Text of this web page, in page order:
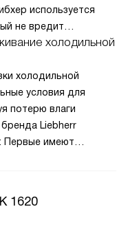
используется
не вредит
его
насоса. Чем
качественнее
затрачивается
холодильной
холодильной
условия для
потерю влаги
Liebherr
Первые имеют
стенки». Такие
1620